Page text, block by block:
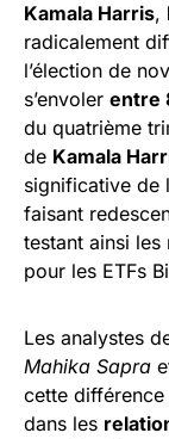
Kamala Harris,
radicalement
l’élection de
s’envoler entre
du quatrième
de Kamala
significative de
faisant
testant ainsi les
pour les ETFs
Les analystes
Mahika Sapra
cette
dans les